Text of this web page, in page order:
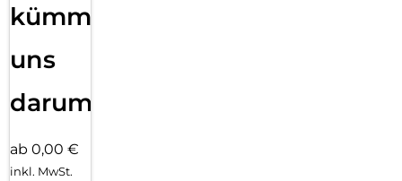
kümmern
uns
darum!
ab 0,00 €
inkl. MwSt.